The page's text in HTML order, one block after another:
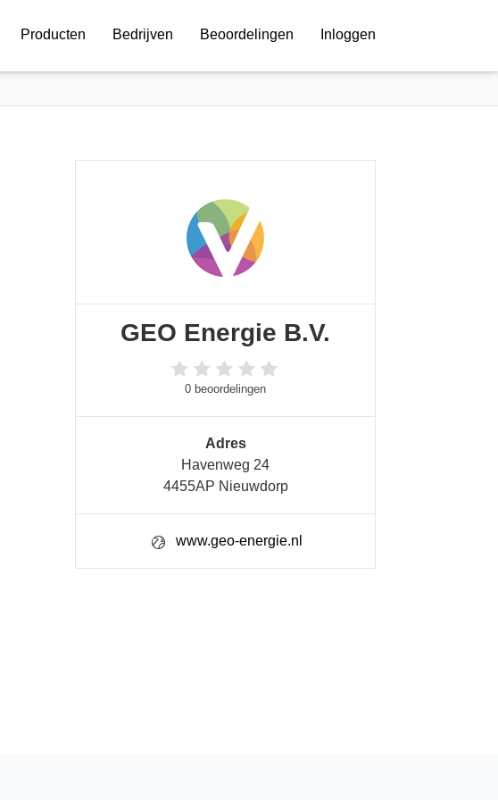
Producten Bedrijven Beoordelingen Inloggen
GEO Energie B.V.
0 beoordelingen
Adres
Havenweg 24
4455AP Nieuwdorp
www.geo-energie.nl